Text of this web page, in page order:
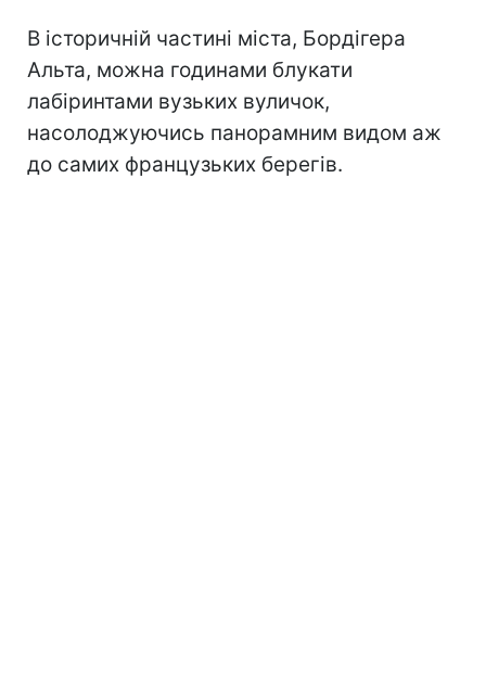
В історичній частині міста, Бордігера
Альта, можна годинами блукати
лабіринтами вузьких вуличок,
насолоджуючись панорамним видом аж
до самих французьких берегів.